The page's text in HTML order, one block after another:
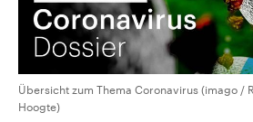
Übersicht zum Thema Coronavirus (imago /
Hoogte)